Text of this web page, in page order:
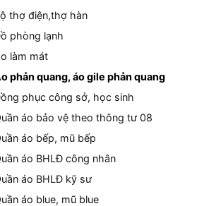
thợ điện,thợ hàn
phòng lạnh
làm mát
phản quang, áo gile phản quang
phục công sở, học sinh
áo bảo vệ theo thông tư 08
áo bếp, mũ bếp
áo BHLĐ công nhân
áo BHLĐ kỹ sư
áo blue, mũ blue